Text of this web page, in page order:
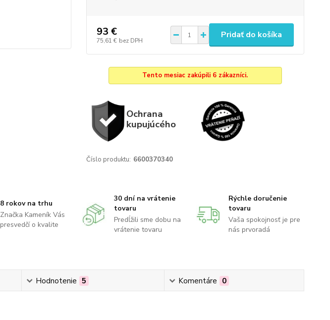
93 €
75,61 € bez DPH
Pridať do košíka
Tento mesiac zakúpili 6 zákazníci.
Ochrana
kupujúcého
Číslo produktu: 6600370340
8 rokov na trhu
Značka Kameník Vás
presvedčí o kvalite
30 dní na vrátenie
tovaru
Predĺžili sme dobu na
vrátenie tovaru
Rýchle doručenie
tovaru
Vaša spokojnosť je pre
nás prvoradá
Hodnotenie 5 Komentáre 0